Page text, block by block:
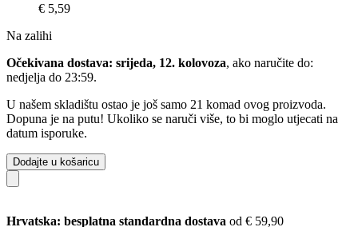
€ 5,59
Na zalihi
Očekivana dostava: srijeda, 12. kolovoza, ako naručite do:
nedjelja do 23:59.
U našem skladištu ostao je još samo 21 komad ovog proizvoda.
Dopuna je na putu! Ukoliko se naruči više, to bi moglo utjecati na
datum isporuke.
Dodajte u košaricu
Hrvatska: besplatna standardna dostava od € 59,90